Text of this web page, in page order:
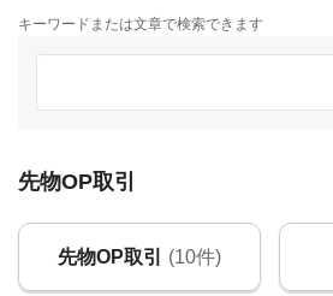
キーワードまたは文章で検索できます
先物OP取引
先物OP取引 (10件)